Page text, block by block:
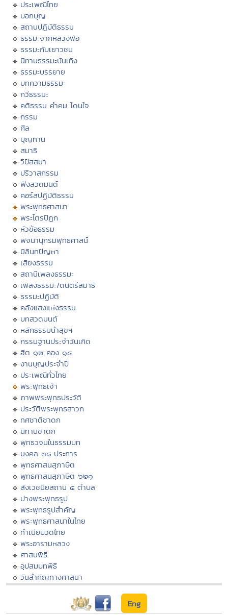
ประเพณีไทย
บอกบุญ
สถานปฏิบัติธรรม
ธรรมะจากหลวงพ่อ
ธรรมะกับเยาวชน
นิทานธรรมะบันเทิง
ธรรมะบรรยาย
บทความธรรมะ
กวีธรรมะ
คติธรรม คำคม โดนใจ
กรรม
ศีล
บุญทาน
สมาธิ
วิปัสสนา
ปริวาสกรรม
ฟังสวดมนต์
คอร์สปฏิบัติธรรม
พระพุทธศาสนา
พระไตรปิฏก
หัวข้อธรรม
พจนานุกรมพุทธศาสน์
มิลินทปัญหา
เสียงธรรม
สถานีเพลงธรรมะ
เพลงธรรมะ/ดนตรีสมาธิ
ธรรมะปฏิบัติ
คลังแสงแห่งธรรม
บทสวดมนต์
หลักธรรมนำสุขฯ
กรรมฐานประจำวันเกิด
ฮีต ๑๒ คอง ๑๔
งานบุญประจำปี
ประเพณีทั่วไทย
พระพุทธเจ้า
ภาพพระพุทธประวัติ
ประวัติพระพุทธสาวก
ทศชาติชาดก
นิทานชาดก
พุทธวจนในธรรมบท
มงคล ๓๘ ประการ
พุทธศาสนสุภาษิต
พุทธศาสนสุภาษิต ๖๒๑
สังเวชนียสถาน ๔ ตำบล
ปางพระพุทธรูป
พระพุทธรูปสำคัญ
พระพุทธศาสนาในไทย
ทำเนียบวัดไทย
พระอารามหลวง
ศาสนพิธี
อุปสมบทพิธี
วันสำคัญทางศาสนา
Eng